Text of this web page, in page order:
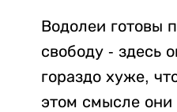
Водолеи готовы
свободу - здесь
гораздо хуже,
этом смысле они